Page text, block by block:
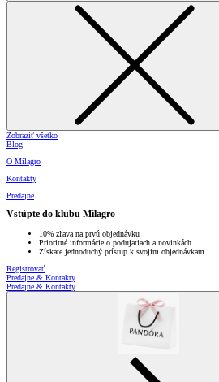
Zobraziť všetko
Blog
O Milagro
Kontakty
Predajne
Vstúpte do klubu Milagro
10% zľava na prvú objednávku
Prioritné informácie o podujatiach a novinkách
Získate jednoduchý prístup k svojim objednávkam
Registrovať
Predajne & Kontakty
Predajne & Kontakty